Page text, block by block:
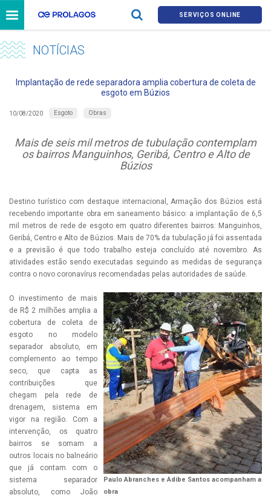
SERVIÇOS ONLINE
NOTÍCIAS
Implantação de rede separadora amplia cobertura de coleta de
esgoto em Búzios
10/08/2020 Esgoto Obras
Mais de seis mil metros de tubulação contemplam
os bairros Manguinhos, Geribá, Centro e Alto de
Búzios
Destino turístico com destaque internacional, Armação dos Búzios está
recebendo importante obra em saneamento básico: a implantação de 6,5
mil metros de rede de esgoto em quatro diferentes bairros: Manguinhos,
Geribá, Centro e Alto de Búzios. Mais de 70% da tubulação já foi assentada
e a previsão é que todo trabalho esteja concluído até novembro. As
atividades estão sendo executadas seguindo as medidas de segurança
contra o novo coronavírus recomendadas pelas autoridades de saúde.
Paulo Abranches e Adibe Santos acompanham a
obra
O investimento de mais
de R$ 2 milhões amplia a
cobertura de coleta de
esgoto no modelo
separador absoluto, em
complemento ao tempo
seco, que capta as
contribuições que
chegam pela rede de
drenagem, sistema em
vigor na região. Com a
intervenção, os quatro
bairros se somam a
outros locais no balneário
que já contam com o
sistema separador
absoluto, como João